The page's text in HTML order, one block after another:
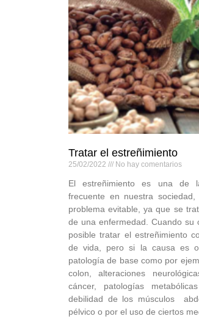
Tratar el estreñimiento
25/02/2022 No hay comentarios
El estreñimiento es una de
frecuente en nuestra
problema evitable, ya que se
de una enfermedad. Cuando su
posible tratar el estreñimiento
de vida, pero si la causa es
patología de base como por
colon, alteraciones
cáncer, patologías
debilidad de los músculos
pélvico o por el uso de ciertos